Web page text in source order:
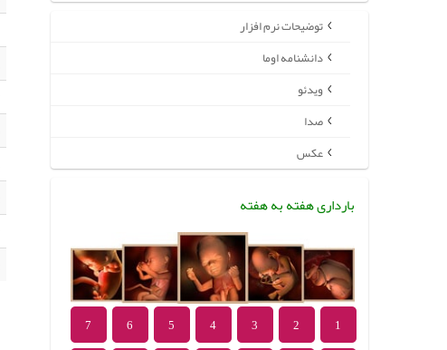
توضیحات نرم افزار
دانشنامه اوما
ویدئو
صدا
عکس
بارداری هفته به هفته
1
2
3
4
5
6
7